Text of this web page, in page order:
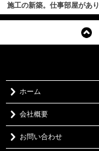
施工の新築。仕事部屋があ
ホーム
会社概要
お問い合わせ